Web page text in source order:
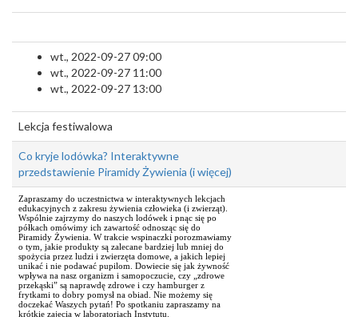
wt., 2022-09-27 09:00
wt., 2022-09-27 11:00
wt., 2022-09-27 13:00
Lekcja festiwalowa
Co kryje lodówka? Interaktywne
przedstawienie Piramidy Żywienia (i więcej)
Zapraszamy do uczestnictwa w interaktywnych lekcjach
edukacyjnych z zakresu żywienia człowieka (i zwierząt).
Wspólnie zajrzymy do naszych lodówek i pnąc się po
półkach omówimy ich zawartość odnosząc się do
Piramidy Żywienia. W trakcie wspinaczki porozmawiamy
o tym, jakie produkty są zalecane bardziej lub mniej do
spożycia przez ludzi i zwierzęta domowe, a jakich lepiej
unikać i nie podawać pupilom. Dowiecie się jak żywność
wpływa na nasz organizm i samopoczucie, czy „zdrowe
przekąski” są naprawdę zdrowe i czy hamburger z
frytkami to dobry pomysł na obiad. Nie możemy się
doczekać Waszych pytań! Po spotkaniu zapraszamy na
krótkie zajęcia w laboratoriach Instytutu.